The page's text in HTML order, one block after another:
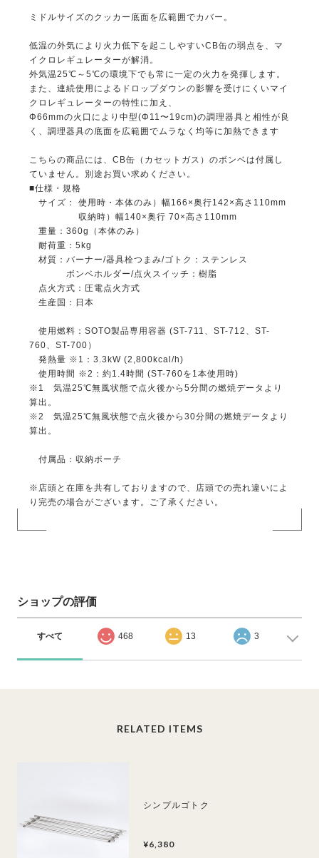
ミドルサイズのクッカー底面を広範囲でカバー。
低温の外気により火力低下を起こしやすいCB缶の弱点を、マ
イクロレギュレーターが解消。
外気温25℃～5℃の環境下でも常に一定の火力を発揮します。
また、連続使用によるドロップダウンの影響を受けにくいマイ
クロレギュレーターの特性に加え、
Φ66mmの火口により中型(Φ11〜19cm)の調理器具と相性が良
く、調理器具の底面を広範囲でムラなく均等に加熱できます
こちらの商品には、CB缶（カセットガス）のボンベは付属し
ていません。別途お買い求めください。
■仕様・規格
サイズ： 使用時・本体のみ）幅166×奥行142×高さ110mm
収納時）幅140×奥行 70×高さ110mm
重量：360g（本体のみ）
耐荷重：5kg
材質：バーナー/器具栓つまみ/ゴトク：ステンレス
ボンベホルダー/点火スイッチ：樹脂
点火方式：圧電点火方式
生産国：日本
使用燃料：SOTO製品専用容器 (ST-711、ST-712、ST-
760、ST-700）
発熱量 ※1：3.3kW (2,800kcal/h)
使用時間 ※2：約1.4時間 (ST-760を1本使用時)
※1 気温25℃無風状態で点火後から5分間の燃焼データより
算出。
※2 気温25℃無風状態で点火後から30分間の燃焼データより
算出。
付属品：収納ポーチ
※店頭と在庫を共有しておりますので、店頭での売れ違いによ
り完売の場合がございます。ご了承ください。
ショップの評価
すべて 468 13 3
RELATED ITEMS
シンプルゴトク
¥6,380